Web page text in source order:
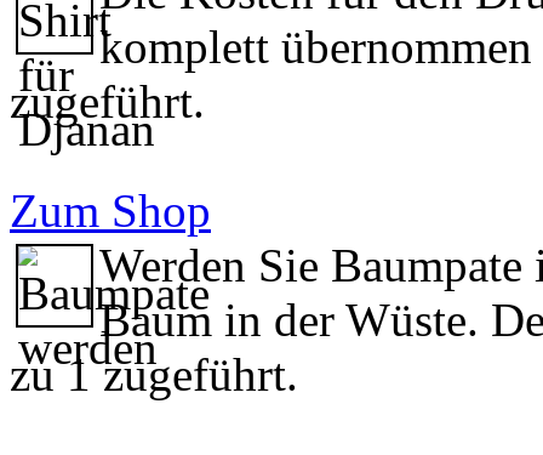
komplett
zugeführt.
Zum Shop
Werden Sie
Baum in der Wüste.
zu 1 zugeführt.